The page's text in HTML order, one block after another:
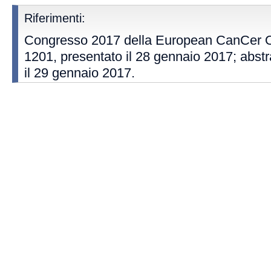
Riferimenti:
Congresso 2017 della European CanCer
1201, presentato il 28 gennaio 2017;
il 29 gennaio 2017.